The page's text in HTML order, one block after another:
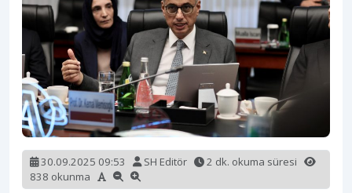
30.09.2025 09:53 SH Editör
2 dk. okuma süresi
838 okunma